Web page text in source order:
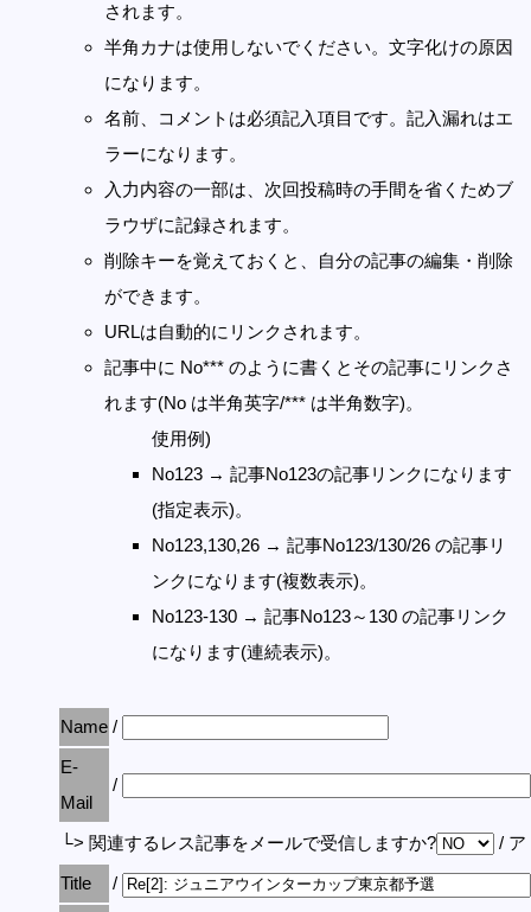
されます。
半角カナは使用しないでください。文字化けの原因
になります。
名前、コメントは必須記入項目です。記入漏れはエ
ラーになります。
入力内容の一部は、次回投稿時の手間を省くためブ
ラウザに記録されます。
削除キーを覚えておくと、自分の記事の編集・削除
ができます。
URLは自動的にリンクされます。
記事中に No*** のように書くとその記事にリンクさ
れます(No は半角英字/*** は半角数字)。
使用例)
No123 → 記事No123の記事リンクになります
(指定表示)。
No123,130,26 → 記事No123/130/26 の記事リ
ンクになります(複数表示)。
No123-130 → 記事No123～130 の記事リンク
になります(連続表示)。
Name /
E-
Mail
/
└> 関連するレス記事をメールで受信しますか?
/ ア
Title
/